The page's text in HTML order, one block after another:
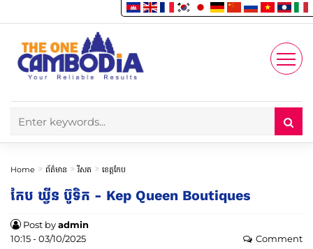
Account
Enjoy
Home ព័ត៌មាន រីសត ខេត្តកែប
កែប ឃ្វីន ប៊ូទិក - Kep Queen Boutiques
Post byadmin
10:15 - 03/10/2025
Comment